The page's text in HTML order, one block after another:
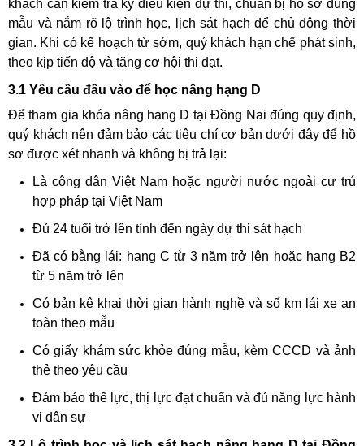
khách cần kiểm tra kỹ điều kiện dự thi, chuẩn bị hồ sơ đúng
mẫu và nắm rõ lộ trình học, lịch sát hạch để chủ động thời
gian. Khi có kế hoạch từ sớm, quý khách hạn chế phát sinh,
theo kịp tiến độ và tăng cơ hội thi đạt.
3.1 Yêu cầu đầu vào để học nâng hạng D
Để tham gia khóa nâng hạng D tại Đồng Nai đúng quy định,
quý khách nên đảm bảo các tiêu chí cơ bản dưới đây để hồ
sơ được xét nhanh và không bị trả lại:
Là công dân Việt Nam hoặc người nước ngoài cư trú
hợp pháp tại Việt Nam
Đủ 24 tuổi trở lên tính đến ngày dự thi sát hạch
Đã có bằng lái: hạng C từ 3 năm trở lên hoặc hạng B2
từ 5 năm trở lên
Có bản kê khai thời gian hành nghề và số km lái xe an
toàn theo mẫu
Có giấy khám sức khỏe đúng mẫu, kèm CCCD và ảnh
thẻ theo yêu cầu
Đảm bảo thể lực, thị lực đạt chuẩn và đủ năng lực hành
vi dân sự